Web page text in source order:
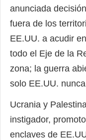
anunciada
fuera de los
EE.UU. a acudir
todo el Eje de la
zona; la guerra
solo EE.UU.
Ucrania y
instigador,
enclaves de